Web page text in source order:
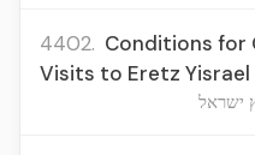
4402. Conditions for
Visits to Eretz Yisrael
ישראל